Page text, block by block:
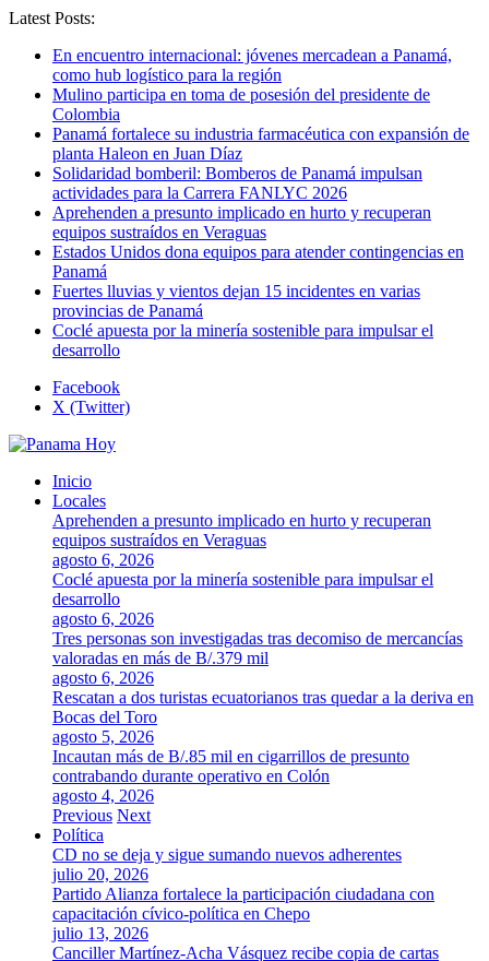
Latest Posts:
En encuentro internacional: jóvenes mercadean a Panamá,
como hub logístico para la región
Mulino participa en toma de posesión del presidente de
Colombia
Panamá fortalece su industria farmacéutica con expansión de
planta Haleon en Juan Díaz
Solidaridad bomberil: Bomberos de Panamá impulsan
actividades para la Carrera FANLYC 2026
Aprehenden a presunto implicado en hurto y recuperan
equipos sustraídos en Veraguas
Estados Unidos dona equipos para atender contingencias en
Panamá
Fuertes lluvias y vientos dejan 15 incidentes en varias
provincias de Panamá
Coclé apuesta por la minería sostenible para impulsar el
desarrollo
Facebook
X (Twitter)
Inicio
Locales
Aprehenden a presunto implicado en hurto y recuperan
equipos sustraídos en Veraguas
agosto 6, 2026
Coclé apuesta por la minería sostenible para impulsar el
desarrollo
agosto 6, 2026
Tres personas son investigadas tras decomiso de mercancías
valoradas en más de B/.379 mil
agosto 6, 2026
Rescatan a dos turistas ecuatorianos tras quedar a la deriva en
Bocas del Toro
agosto 5, 2026
Incautan más de B/.85 mil en cigarrillos de presunto
contrabando durante operativo en Colón
agosto 4, 2026
Previous Next
Política
CD no se deja y sigue sumando nuevos adherentes
julio 20, 2026
Partido Alianza fortalece la participación ciudadana con
capacitación cívico-política en Chepo
julio 13, 2026
Canciller Martínez-Acha Vásquez recibe copia de cartas